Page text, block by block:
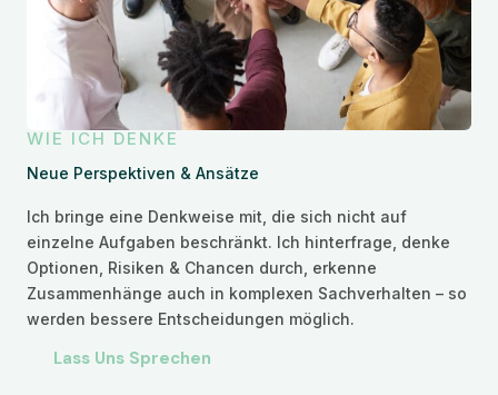
WIE ICH DENKE
Neue Perspektiven & Ansätze
Ich bringe eine Denkweise mit, die sich nicht auf
einzelne Aufgaben beschränkt. Ich hinterfrage, denke
Optionen, Risiken & Chancen durch, erkenne
Zusammenhänge auch in komplexen Sachverhalten – so
werden bessere Entscheidungen möglich.
Lass Uns Sprechen